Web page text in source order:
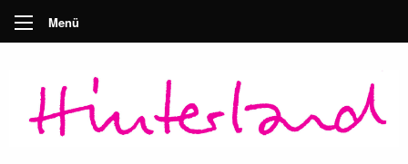
Menü